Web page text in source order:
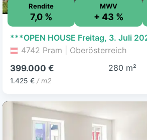
Rendite
7,0 %
MWV
+ 43 %
4742 Pram | Oberösterreich
399.000 €
1.425 € / m2
280 m²